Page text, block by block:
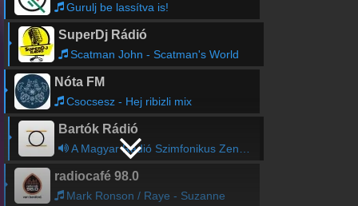
Gurulj be lassítva is!
SuperDj Rádió
Scatman John - Scatman's World
Nóta FM
Csocsesz - Hej ribizli mix
Bartók Rádió
A Magyar Rádió Szimfonikus Zenekarának hangversenye
radiocafé 98.0
Mark Ronson / Raye - Suzanne